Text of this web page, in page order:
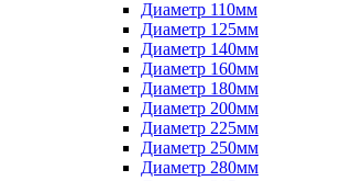
Диаметр 110мм
Диаметр 125мм
Диаметр 140мм
Диаметр 160мм
Диаметр 180мм
Диаметр 200мм
Диаметр 225мм
Диаметр 250мм
Диаметр 280мм